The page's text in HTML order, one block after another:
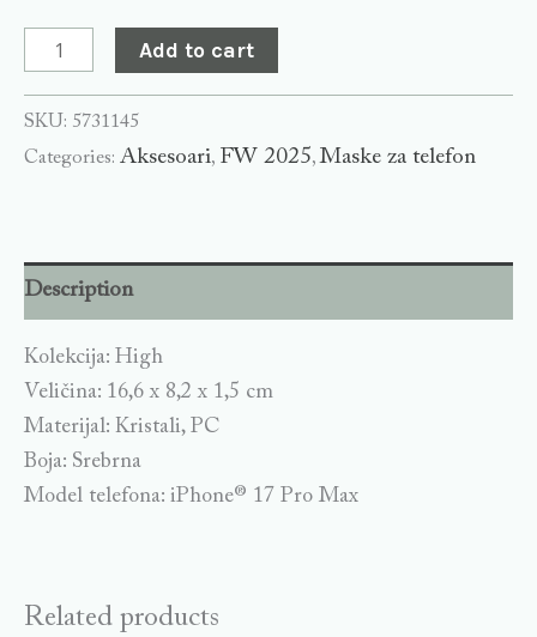
Add to cart
SKU: 5731145
Categories: Aksesoari, FW 2025,Maske za telefon
Description
Kolekcija: High
Veličina: 16,6 x 8,2 x 1,5 cm
Materijal: Kristali, PC
Boja: Srebrna
Model telefona: iPhone® 17 Pro Max
Related products